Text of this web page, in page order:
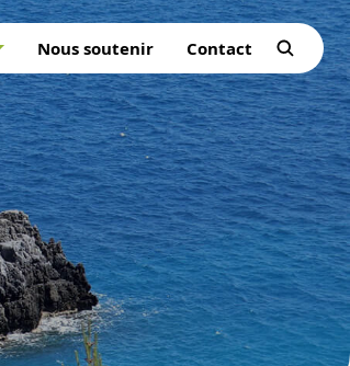
Nous soutenir Contact